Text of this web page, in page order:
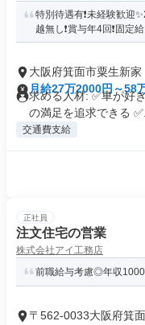
特別待遇有❗未経験歓迎
越無し❗賞与年4回❗固定
大阪府箕面市粟生新家
月給27万2000円～58
求める人材: ✅車が好
の満足を追求できる
交通費支給
正社員
注文住宅の営業
株式会社アイ工務店
前職給与考慮◎年収
〒562-0033大阪府箕